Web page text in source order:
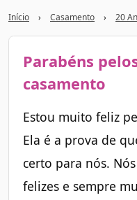
Início › Casamento › 20
Parabéns
casamento
Estou muito feliz
Ela é a prova de
certo para nós.
felizes e sempre